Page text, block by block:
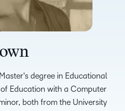
degree in Educational
Education with a Computer
both from the University